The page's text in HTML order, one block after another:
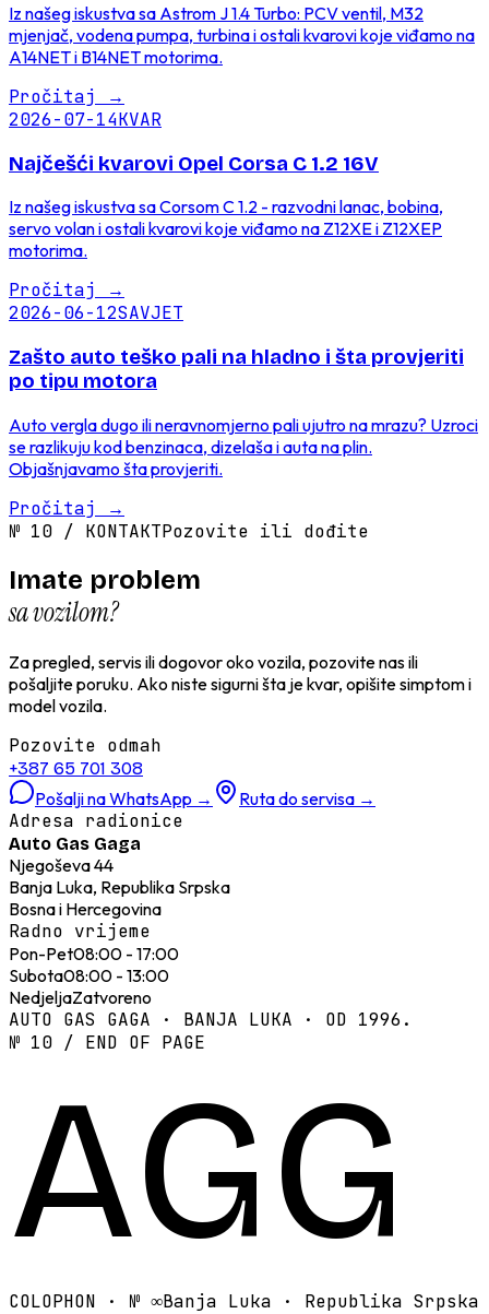
Iz našeg iskustva sa Astrom J 1.4 Turbo: PCV ventil, M32
mjenjač, vodena pumpa, turbina i ostali kvarovi koje viđamo na
A14NET i B14NET motorima.
Pročitaj →
2026-07-14KVAR
Najčešći kvarovi Opel Corsa C 1.2 16V
Iz našeg iskustva sa Corsom C 1.2 - razvodni lanac, bobina,
servo volan i ostali kvarovi koje viđamo na Z12XE i Z12XEP
motorima.
Pročitaj →
2026-06-12SAVJET
Zašto auto teško pali na hladno i šta provjeriti
po tipu motora
Auto vergla dugo ili neravnomjerno pali ujutro na mrazu? Uzroci
se razlikuju kod benzinaca, dizelaša i auta na plin.
Objašnjavamo šta provjeriti.
Pročitaj →
№ 10 / KONTAKTPozovite ili dođite
Imate problem
sa vozilom?
Za pregled, servis ili dogovor oko vozila, pozovite nas ili
pošaljite poruku. Ako niste sigurni šta je kvar, opišite simptom i
model vozila.
Pozovite odmah
+387 65 701 308
Pošalji na WhatsApp → Ruta do servisa →
Adresa radionice
Auto Gas Gaga
Njegoševa 44
Banja Luka, Republika Srpska
Bosna i Hercegovina
Radno vrijeme
Pon-Pet08:00 - 17:00
Subota08:00 - 13:00
NedjeljaZatvoreno
AUTO GAS GAGA · BANJA LUKA · OD 1996.
№ 10 / END OF PAGE
AGG
COLOPHON · № ∞Banja Luka · Republika Srpska